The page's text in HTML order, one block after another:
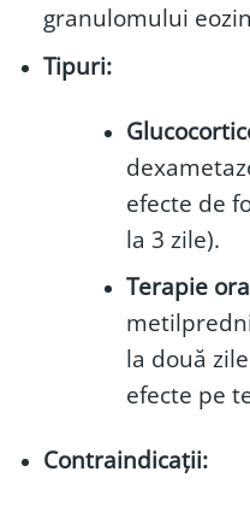
granulomului
Tipuri:
efecte de
la 3 zile).
Terapie
la două
efecte pe
Contraindicații: